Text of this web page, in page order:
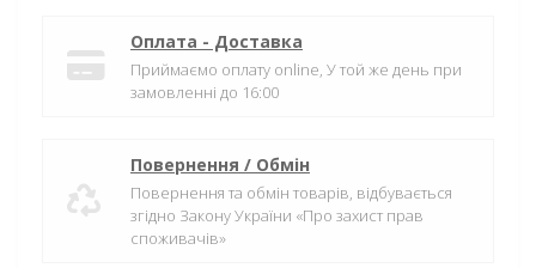
Оплата - Доставка
Приймаємо оплату online, У той же день при
замовленні до 16:00
Повернення / Обмін
Повернення та обмін товарів, відбувається
згідно Закону України «Про захист прав
споживачів»